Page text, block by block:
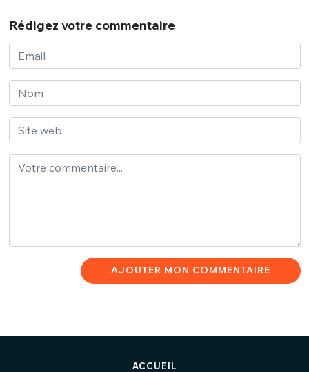
Rédigez votre commentaire
AJOUTER MON COMMENTAIRE
ACCUEIL